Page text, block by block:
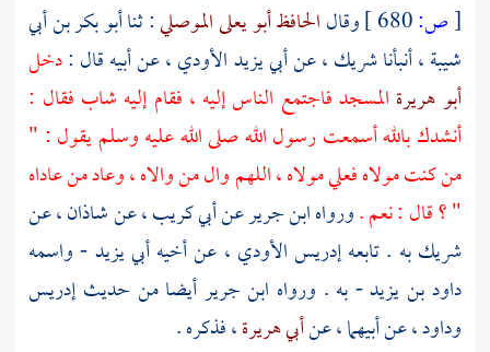
[ص: وقالالحافظ أبو يعلى الموصلي: ثناأبو بكر بن أبي
شيبة، أنبأناشريك، عنأبي يزيد الأودي، عن أبيه قال :دخل
أبو هريرة المسجد فاجتمع الناس إليه ، فقام إليه شاب فقال :
أنشدك بالله أسمعت رسول الله صلى الله عليه وسلم يقول : "
من كنت مولاهفعليمولاه ، اللهم وال من والاه ، وعاد من عاداه
" ؟ قال : نعم .ورواهابن جريرعنأبي كريب، عنشاذان، عن
شريكبه . تابعهإدريس الأودي ، عن أخيهأبي يزيد- واسمه
داود بن يزيد- به . ورواه ابن جريرأيضا من حديثإدريس
وداود، عن أبيهما ، عنأبي هريرة، فذكره .